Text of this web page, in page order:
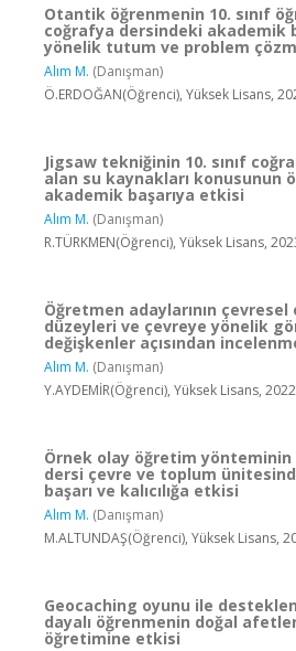
Otantik öğrenmenin 10. sınıf
coğrafya dersindeki akademik
yönelik tutum ve problem
Alım M. (Danışman)
Ö.ERDOĞAN(Öğrenci), Yüksek Lisans,
Jigsaw tekniğinin 10. sınıf
alan su kaynakları konusunun
akademik başarıya etkisi
Alım M. (Danışman)
R.TÜRKMEN(Öğrenci), Yüksek Lisans,
Öğretmen adaylarının çevresel
düzeyleri ve çevreye yönelik
değişkenler açısından
Alım M. (Danışman)
Y.AYDEMİR(Öğrenci), Yüksek Lisans, 2022
Örnek olay öğretim yönteminin
dersi çevre ve toplum
başarı ve kalıcılığa etkisi
Alım M. (Danışman)
M.ALTUNDAŞ(Öğrenci), Yüksek Lisans,
Geocaching oyunu ile
dayalı öğrenmenin doğal
öğretimine etkisi